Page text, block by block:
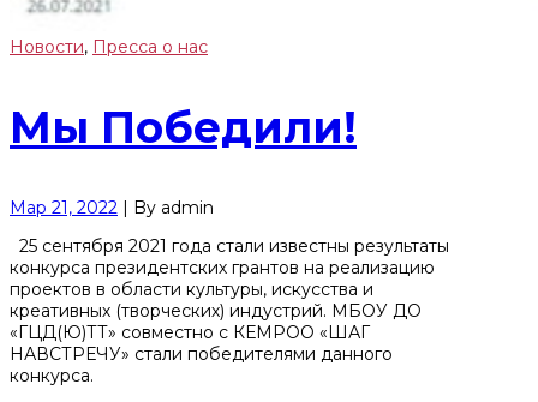
Новости, Пресса о нас
Мы Победили!
Мар 21, 2022 | By admin
25 сентября 2021 года стали известны результаты
конкурса президентских грантов на реализацию
проектов в области культуры, искусства и
креативных (творческих) индустрий. МБОУ ДО
«ГЦД(Ю)ТТ» совместно с КЕМРОО «ШАГ
НАВСТРЕЧУ» стали победителями данного
конкурса.